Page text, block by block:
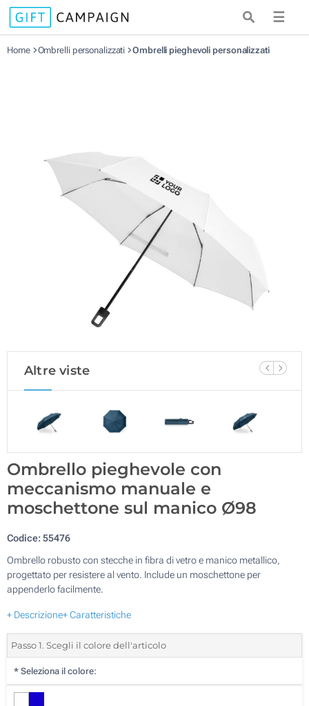
☰
Home Ombrelli personalizzati Ombrelli pieghevoli personalizzati
Altre viste
Ombrello pieghevole con
meccanismo manuale e
moschettone sul manico Ø98
Codice:55476
Ombrello robusto con stecche in fibra di vetro e manico metallico,
progettato per resistere al vento. Include un moschettone per
appenderlo facilmente.
+ Descrizione+ Caratteristiche
Passo 1. Scegli il colore dell'articolo
* Seleziona il colore: